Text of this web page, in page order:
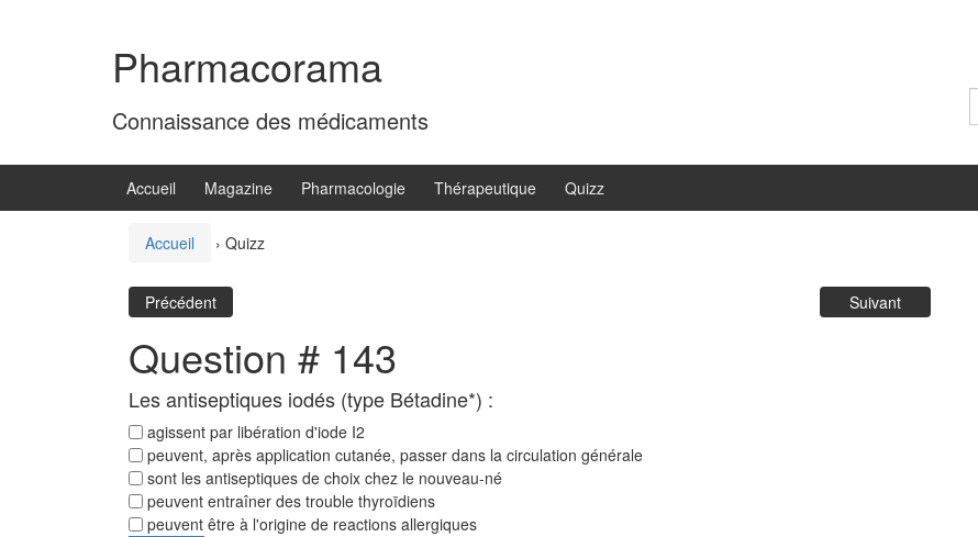
Pharmacorama
Connaissance des médicaments
Accueil Magazine Pharmacologie Thérapeutique Quizz
Accueil › Quizz
Précédent Suivant
Question # 143
Les antiseptiques iodés (type Bétadine*) :
agissent par libération d'iode I2
peuvent, après application cutanée, passer dans la circulation générale
sont les antiseptiques de choix chez le nouveau-né
peuvent entraîner des trouble thyroïdiens
peuvent être à l'origine de reactions allergiques